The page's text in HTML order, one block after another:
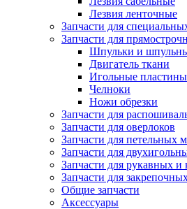
Лезвия ленточные
Запчасти для
Запчасти для
Шпульки и
Двигатель ткани
Игольные пластины
Челноки
Ножи обрезки
Запчасти для
Запчасти для оверлоков
Запчасти для петельных
Запчасти для
Запчасти для рукавных
Запчасти для
Общие запчасти
Аксессуары